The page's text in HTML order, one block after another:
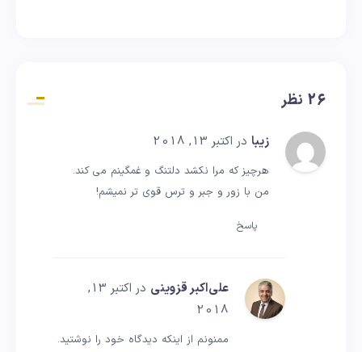
26 نظر
زیبا در اکتبر 13, 2018
هرچیز که مرا نکشد دلتنگ و غمگینم می کند.
من با زور و جبر و ترس قوی تر نمیشم!
پاسخ
علی‌اکبر قزوینی
در اکتبر 13,
2018
ممنونم از اینکه دیدگاه خود را نوشتید.